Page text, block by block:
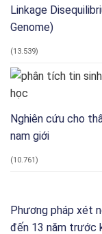
Linkage
Genome)
(13.539)
Nghiên cứu cho
nam giới
(10.761)
Phương pháp xét
đến 13 năm trước